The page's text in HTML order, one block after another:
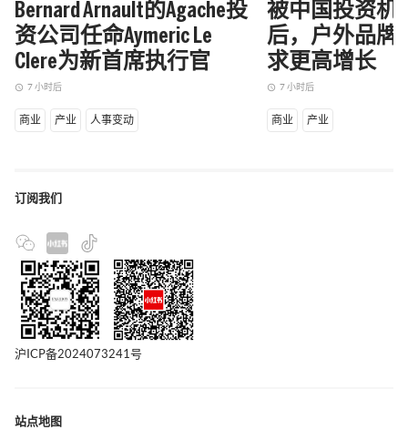
Bernard Arnault的Agache投
资公司任命Aymeric Le
Clere为新首席执行官
access_time 7 小时后
商业 产业 人事变动
被中国投资机
后，户外品牌
求更高增长
access_time 7 小时后
商业 产业
订阅我们
沪ICP备2024073241号
站点地图